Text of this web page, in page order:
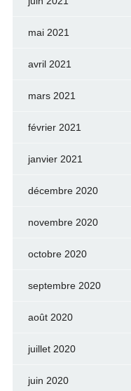
mai 2021
avril 2021
mars 2021
février 2021
janvier 2021
décembre 2020
novembre 2020
octobre 2020
septembre 2020
août 2020
juillet 2020
juin 2020